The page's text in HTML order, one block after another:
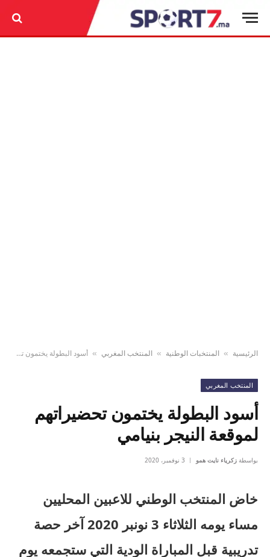
الرئيسية » المنتخبات الوطنية » المنتخب المغربي » أسود البطولة يختمون تحضيراتهم لموقعة النيجر بنيامي
المنتخب المغربي
أسود البطولة يختمون تحضيراتهم
لموقعة النيجر بنيامي
بواسطة زكرياء نايت همو 3 نوفمبر، 2020
خاض المنتخب الوطني للاعبين المحليين
مساء يومه الثلاثاء 3 نونبر 2020 آخر حصة
تدريبية قبل المباراة الودية التي ستجمعه يوم